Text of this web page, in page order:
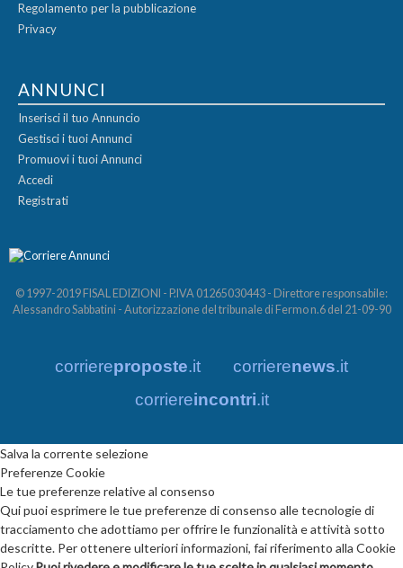
Regolamento per la pubblicazione
Privacy
ANNUNCI
Inserisci il tuo Annuncio
Gestisci i tuoi Annunci
Promuovi i tuoi Annunci
Accedi
Registrati
© 1997-2019 FISAL EDIZIONI - P.IVA 01265030443 - Direttore responsabile:
Alessandro Sabbatini - Autorizzazione del tribunale di Fermo n.6 del 21-09-90
corriereproposte.it corrierenews.it
corriereincontri.it
Salva la corrente selezione
Preferenze Cookie
Le tue preferenze relative al consenso
Qui puoi esprimere le tue preferenze di consenso alle tecnologie di
tracciamento che adottiamo per offrire le funzionalità e attività sotto
descritte. Per ottenere ulteriori informazioni, fai riferimento alla Cookie